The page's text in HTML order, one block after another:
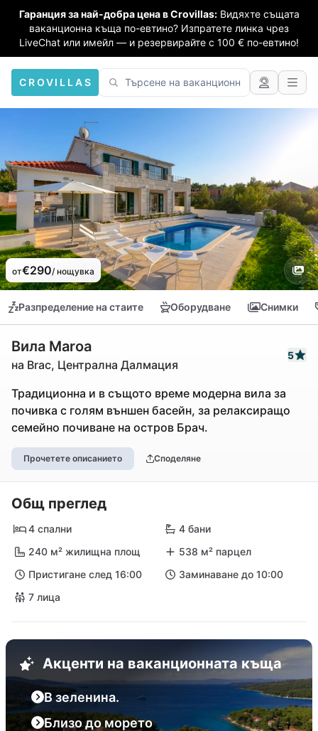
Гаранция за най-добра цена в Crovillas: Видяхте същата
ваканционна къща по-евтино? Изпратете линка чрез
LiveChat или имейл — и резервирайте с 100 € по-евтино!
CROVILLAS
от€290/ нощувка
Разпределение на стаите Оборудване Снимки
Вила Maroa
на Brac, Централна Далмация
5
Традиционна и в същото време модерна вила за
почивка с голям външен басейн, за релаксиращо
семейно почиване на остров Брач.
Прочетете описанието Споделяне
Общ преглед
4 спални
4 бани
240 м² жилищна площ
538 м² парцел
Пристигане след 16:00
Заминаване до 10:00
7 лица
Акценти на ваканционната къща
В зеленина.
Близо до морето